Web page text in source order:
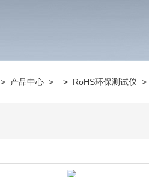
> 产品中心 > > RoHS环保测试仪